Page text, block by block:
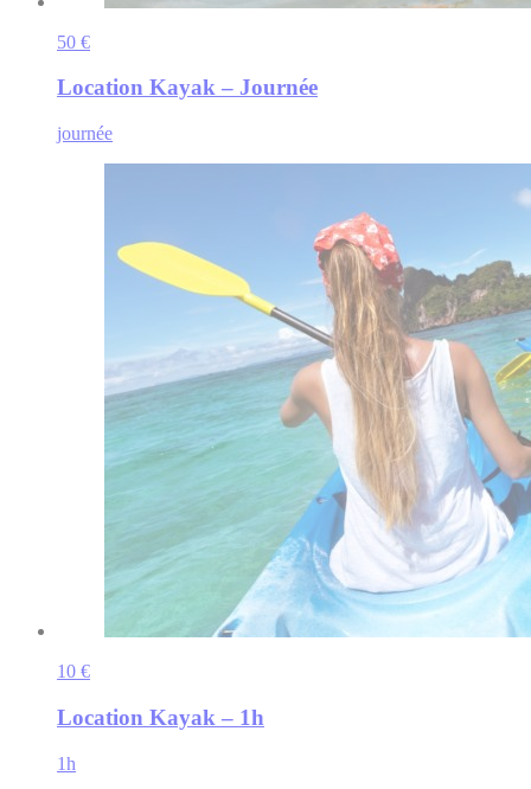
50 €
Location Kayak – Journée
journée
10 €
Location Kayak – 1h
1h